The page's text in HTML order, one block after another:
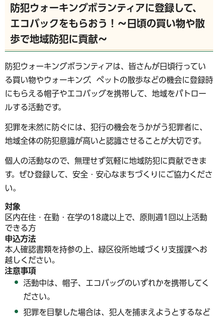
防犯ウォーキングボランティアに登録して、
エコバックをもらおう！～日頃の買い物や散
歩で地域防犯に貢献～
防犯ウォーキングボランティアは、皆さんが日頃行ってい
る買い物やウォーキング、ペットの散歩などの機会に登録時
にもらえる帽子やエコバッグを携帯して、地域をパトロー
ルする活動です。
犯罪を未然に防ぐには、犯行の機会をうかがう犯罪者に、
地域全体の防犯意識が高いと認識させることが大切です。
個人の活動なので、無理せず気軽に地域防犯に貢献できま
す。ぜひ登録して、安全・安心なまちづくりにご協力くださ
い。
対象
区内在住・在勤・在学の18歳以上で、原則週1回以上活動
できる方
申込方法
本人確認書類を持参の上、緑区役所地域づくり支援課へお
越しください。
注意事項
活動中は、帽子、エコバッグのいずれかを携帯してく
ださい。
犯罪を目撃した場合は、犯人を捕まえようとするなど